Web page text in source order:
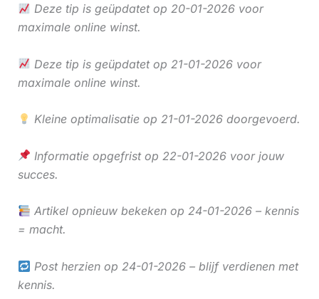
Deze tip is geüpdatet op 20-01-2026 voor
maximale online winst.
Deze tip is geüpdatet op 21-01-2026 voor
maximale online winst.
Kleine optimalisatie op 21-01-2026 doorgevoerd.
Informatie opgefrist op 22-01-2026 voor jouw
succes.
Artikel opnieuw bekeken op 24-01-2026 – kennis
= macht.
Post herzien op 24-01-2026 – blijf verdienen met
kennis.